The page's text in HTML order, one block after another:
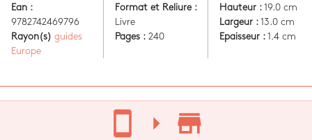
Ean :
9782742469796
Rayon(s) guides
Europe
Format et Reliure :
Livre
Pages : 240
Hauteur :19.0 cm
Largeur :13.0 cm
Epaisseur :1.4 cm
stay_current_portrait arrow_right store_mall_directory